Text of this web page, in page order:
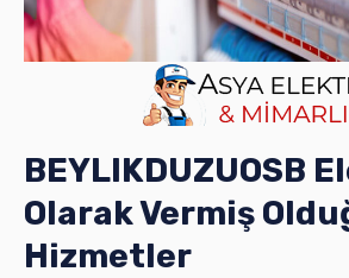
BEYLIKDUZUOSB
Olarak Vermiş
Hizmetler